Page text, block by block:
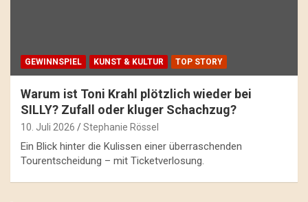
GEWINNSPIEL KUNST & KULTUR TOP STORY
Warum ist Toni Krahl plötzlich wieder bei
SILLY? Zufall oder kluger Schachzug?
10. Juli 2026 Stephanie Rössel
Ein Blick hinter die Kulissen einer überraschenden
Tourentscheidung – mit Ticketverlosung.